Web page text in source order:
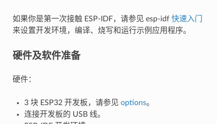
如果你是第一次接触 ESP-IDF，请参见 esp-idf 快速入门
来设置开发环境，编译、烧写和运行示例应用程序。
硬件及软件准备
硬件：
3 块 ESP32 开发板，请参见 options。
连接开发板的 USB 线。